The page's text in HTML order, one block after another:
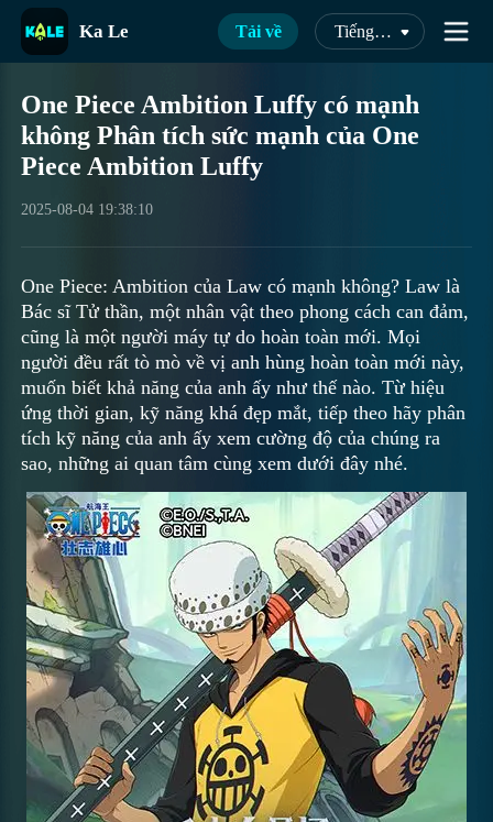
Ka Le Tải về Tiếng Việt
One Piece Ambition Luffy có mạnh
không Phân tích sức mạnh của One
Piece Ambition Luffy
2025-08-04 19:38:10
One Piece: Ambition của Law có mạnh không? Law là
Bác sĩ Tử thần, một nhân vật theo phong cách can đảm,
cũng là một người máy tự do hoàn toàn mới. Mọi
người đều rất tò mò về vị anh hùng hoàn toàn mới này,
muốn biết khả năng của anh ấy như thế nào. Từ hiệu
ứng thời gian, kỹ năng khá đẹp mắt, tiếp theo hãy phân
tích kỹ năng của anh ấy xem cường độ của chúng ra
sao, những ai quan tâm cùng xem dưới đây nhé.